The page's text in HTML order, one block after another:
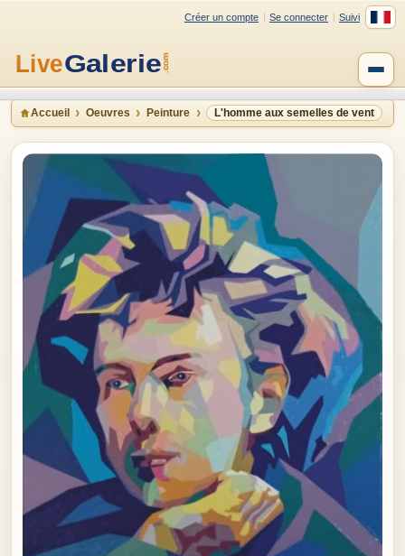
Créer un compte Se connecter Suivi
Accueil Oeuvres Peinture L'homme aux semelles de vent